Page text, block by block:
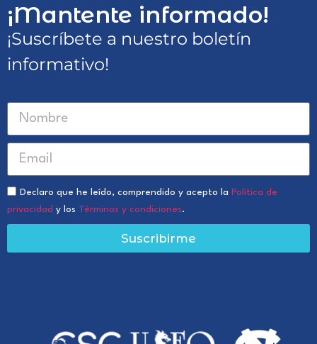
¡Mantente informado!
¡Suscríbete a nuestro boletín
informativo!
Declaro que he leído, comprendido y acepto la Política de
privacidad y los Términos y condiciones.
Suscribirme